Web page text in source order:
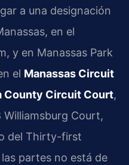
a una designación
en el
y en Manassas Park
el Manassas Circuit
County Circuit Court,
Court,
del Thirty-first
partes no está de